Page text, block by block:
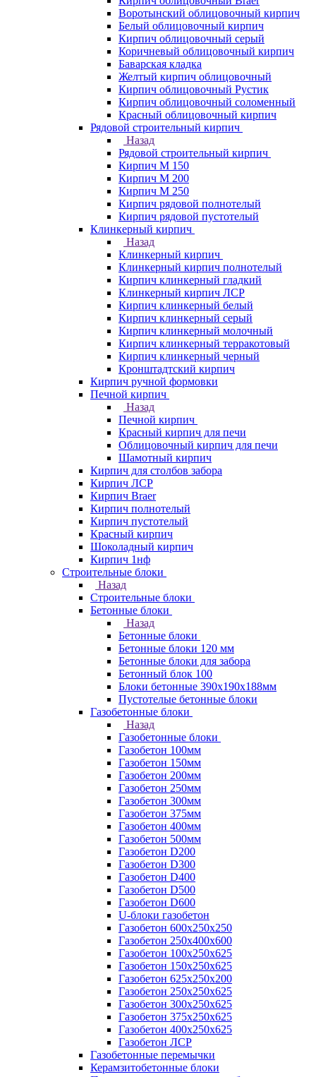
Воротынский облицовочный кирпич
Белый облицовочный кирпич
Кирпич облицовочный серый
Коричневый облицовочный кирпич
Баварская кладка
Желтый кирпич облицовочный
Кирпич облицовочный Рустик
Кирпич облицовочный соломенный
Красный облицовочный кирпич
Рядовой строительный кирпич
Назад
Рядовой строительный кирпич
Кирпич М 150
Кирпич М 200
Кирпич М 250
Кирпич рядовой полнотелый
Кирпич рядовой пустотелый
Клинкерный кирпич
Назад
Клинкерный кирпич
Клинкерный кирпич полнотелый
Кирпич клинкерный гладкий
Клинкерный кирпич ЛСР
Кирпич клинкерный белый
Кирпич клинкерный серый
Кирпич клинкерный молочный
Кирпич клинкерный терракотовый
Кирпич клинкерный черный
Кронштадтский кирпич
Кирпич ручной формовки
Печной кирпич
Назад
Печной кирпич
Красный кирпич для печи
Облицовочный кирпич для печи
Шамотный кирпич
Кирпич для столбов забора
Кирпич ЛСР
Кирпич Braer
Кирпич полнотелый
Кирпич пустотелый
Красный кирпич
Шоколадный кирпич
Кирпич 1нф
Строительные блоки
Назад
Строительные блоки
Бетонные блоки
Назад
Бетонные блоки
Бетонные блоки 120 мм
Бетонные блоки для забора
Бетонный блок 100
Блоки бетонные 390х190х188мм
Пустотелые бетонные блоки
Газобетонные блоки
Назад
Газобетонные блоки
Газобетон 100мм
Газобетон 150мм
Газобетон 200мм
Газобетон 250мм
Газобетон 300мм
Газобетон 375мм
Газобетон 400мм
Газобетон 500мм
Газобетон D200
Газобетон D300
Газобетон D400
Газобетон D500
Газобетон D600
U-блоки газобетон
Газобетон 600x250x250
Газобетон 250x400x600
Газобетон 100х250х625
Газобетон 150х250х625
Газобетон 625х250х200
Газобетон 250х250х625
Газобетон 300х250х625
Газобетон 375х250х625
Газобетон 400х250х625
Газобетон ЛСР
Газобетонные перемычки
Керамзитобетонные блоки